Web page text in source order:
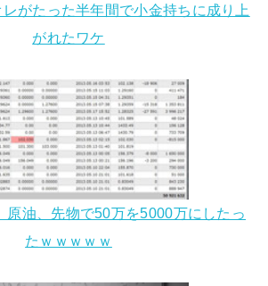
レがたった半年間で小金持ちに成り上
がれたワケ
原油、先物で50万を5000万にしたっ
たｗｗｗｗｗ